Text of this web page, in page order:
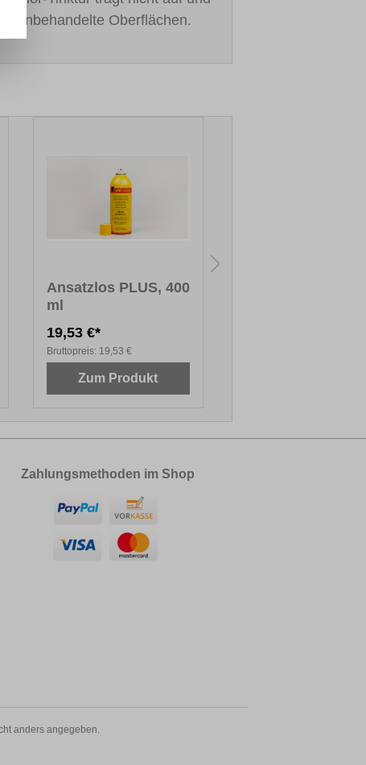
unbehandelte Oberflächen.
Ansatzlos PLUS, 400
ml
19,53 €*
Bruttopreis: 19,53 €
Zum Produkt
Zahlungsmethoden im Shop
anders angegeben.